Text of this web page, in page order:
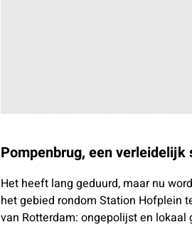
Pompenbrug, een
Het heeft lang geduurd, maar nu
het gebied rondom Station Hofplein
van Rotterdam: ongepolijst en lokaal